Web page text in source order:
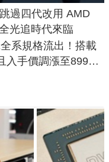
過四代改用 AMD
光追時代來臨
系規格流出！搭載
入手價調漲至899美